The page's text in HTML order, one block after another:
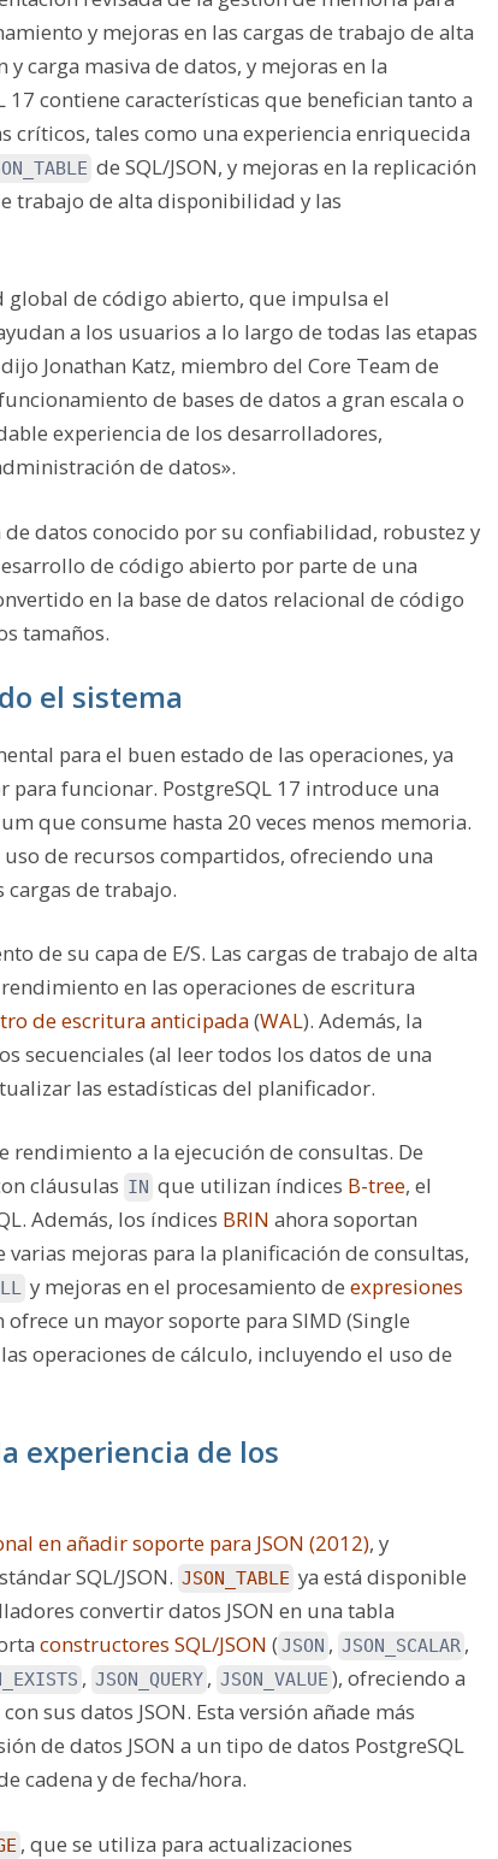
y mejoras en las cargas de trabajo de alta
carga masiva de datos, y mejoras en la
contiene características que benefician tanto a
críticos, tales como una experiencia enriquecida
de SQL/JSON, y mejoras en la replicación
trabajo de alta disponibilidad y las
de código abierto, que impulsa el
a los usuarios a lo largo de todas las etapas
Jonathan Katz, miembro del Core Team de
de bases de datos a gran escala o
experiencia de los desarrolladores,
de datos».
datos conocido por su confiabilidad, robustez y
de código abierto por parte de una
en la base de datos relacional de código
tamaños.
el sistema
para el buen estado de las operaciones, ya
funcionar. PostgreSQL 17 introduce una
que consume hasta 20 veces menos memoria.
de recursos compartidos, ofreciendo una
de trabajo.
de su capa de E/S. Las cargas de trabajo de alta
en las operaciones de escritura
de escritura anticipada(WAL). Además, la
secuenciales (al leer todos los datos de una
las estadísticas del planificador.
rendimiento a la ejecución de consultas. De
cláusulas IN que utilizan índices B-tree, el
Además, los índices BRIN ahora soportan
mejoras para la planificación de consultas,
y mejoras en el procesamiento de expresiones
ofrece un mayor soporte para SIMD (Single
operaciones de cálculo, incluyendo el uso de
experiencia de los
en añadir soporte para JSON (2012), y
SQL/JSON. JSON_TABLE ya está disponible
convertir datos JSON en una tabla
constructores SQL/JSON (JSON , JSON_SCALAR ,
, JSON_QUERY , JSON_VALUE ), ofreciendo a
sus datos JSON. Esta versión añade más
de datos JSON a un tipo de datos PostgreSQL
cadena y de fecha/hora.
, que se utiliza para actualizaciones